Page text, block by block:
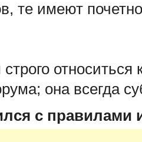
те имеют
относиться
она всегда
с правилами